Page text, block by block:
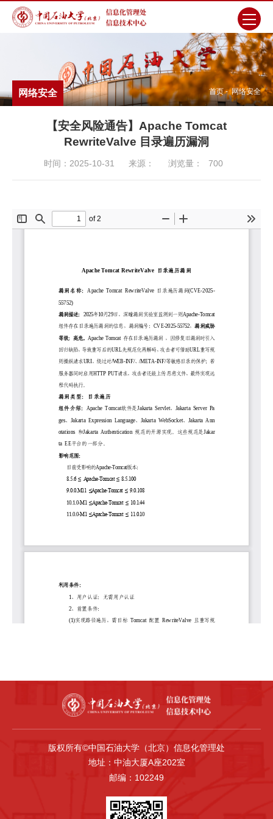
首页 - 网络安全
网络安全
【安全风险通告】Apache Tomcat
RewriteValve 目录遍历漏洞
时间：2025-10-31 来源： 浏览量： 700
版权所有©中国石油大学（北京）信息化管理处
地址：中油大厦A座202室
邮编：102249